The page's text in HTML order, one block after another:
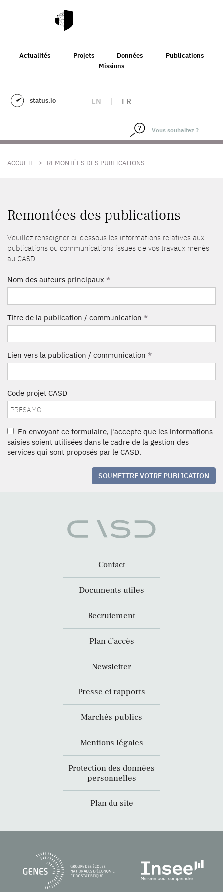
Actualités Projets Données
Publications
Missions
status.io EN | FR
ACCUEIL > REMONTÉES DES PUBLICATIONS
Remontées des publications
Veuillez renseigner ci-dessous les informations relatives aux
publications ou communications issues de vos travaux menés
au CASD
Nom des auteurs principaux *
Titre de la publication / communication *
Lien vers la publication / communication *
Code projet CASD
En envoyant ce formulaire, j'accepte que les informations
saisies soient utilisées dans le cadre de la gestion des
services qui sont proposés par le CASD.
SOUMETTRE VOTRE PUBLICATION
Contact
Documents utiles
Recrutement
Plan d’accès
Newsletter
Presse et rapports
Marchés publics
Mentions légales
Protection des données
personnelles
Plan du site